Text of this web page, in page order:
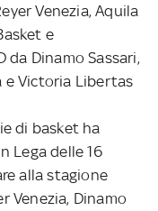
Venezia, Aquila
e
da Dinamo Sassari,
e Victoria Libertas
di basket ha
Lega delle 16
alla stagione
Venezia, Dinamo